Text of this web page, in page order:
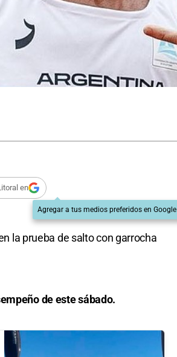
en
Agregar a tus medios preferidos en Google
la prueba de salto con garrocha
de este sábado.